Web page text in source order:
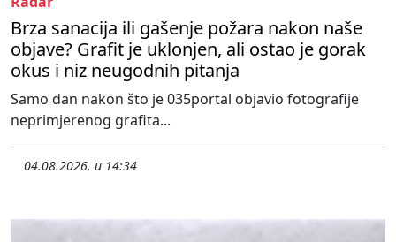
Brza sanacija ili gašenje požara nakon naše
objave? Grafit je uklonjen, ali ostao je gorak
okus i niz neugodnih pitanja
Samo dan nakon što je 035portal objavio fotografije
neprimjerenog grafita...
04.08.2026. u 14:34